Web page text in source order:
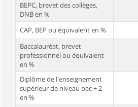
BEPC, brevet des collèges,
DNB en %
CAP, BEP ou équivalent en %
Baccalauréat, brevet
professionnel ou équivalent
en %
Diplôme de l'enseignement
supérieur de niveau bac + 2
en %